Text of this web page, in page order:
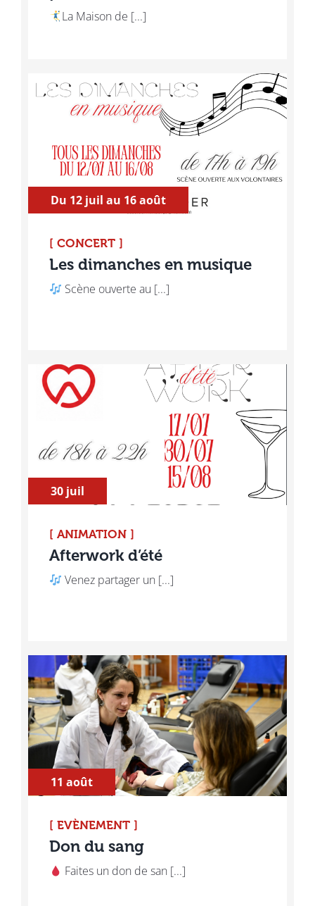
La Maison de [...]
Du 12 juil au 16 août
[ CONCERT ]
Les dimanches en musique
​ Scène ouverte au [...]
30 juil
[ ANIMATION ]
Afterwork d’été
​ Venez partager un [...]
11 août
[ EVÈNEMENT ]
Don du sang
Faites un don de san [...]